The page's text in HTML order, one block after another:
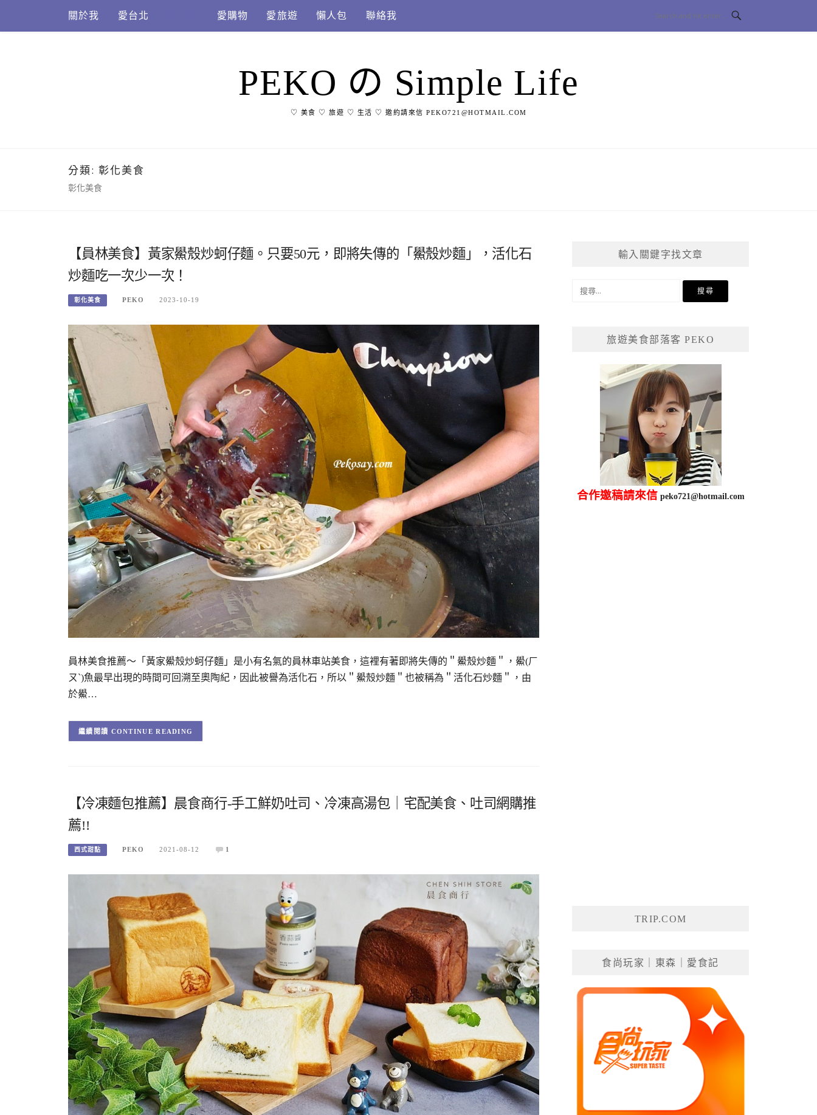
content
關於我 愛台北 愛購物 愛旅遊 懶人包 聯絡我
PEKO の Simple Life
♡ 美食 ♡ 旅遊 ♡ 生活 ♡ 邀約請來信 PEKO721@HOTMAIL.COM
分類: 彰化美食
彰化美食
【員林美食】黃家鱟殼炒蚵仔麵。只要50元，即將失傳的「鱟殼炒麵」，活化石
炒麵吃一次少一次！
彰化美食 PEKO 2023-10-19
員林美食推薦～「黃家鱟殼炒蚵仔麵」是小有名氣的員林車站美食，這裡有著即將失傳的＂鱟殼炒麵＂，鱟(ㄏ
ㄡˋ)魚最早出現的時間可回溯至奧陶紀，因此被譽為活化石，所以＂鱟殼炒麵＂也被稱為＂活化石炒麵＂，由
於鱟…
CONTINUE READING
【冷凍麵包推薦】晨食商行-手工鮮奶吐司、冷凍高湯包｜宅配美食、吐司網購推
薦!!
西式甜點 PEKO 2021-08-12 1
輸入關鍵字找文章
旅遊美食部落客 PEKO
合作邀稿請來信 peko721@hotmail.com
TRIP.COM
食尚玩家｜東森｜愛食記